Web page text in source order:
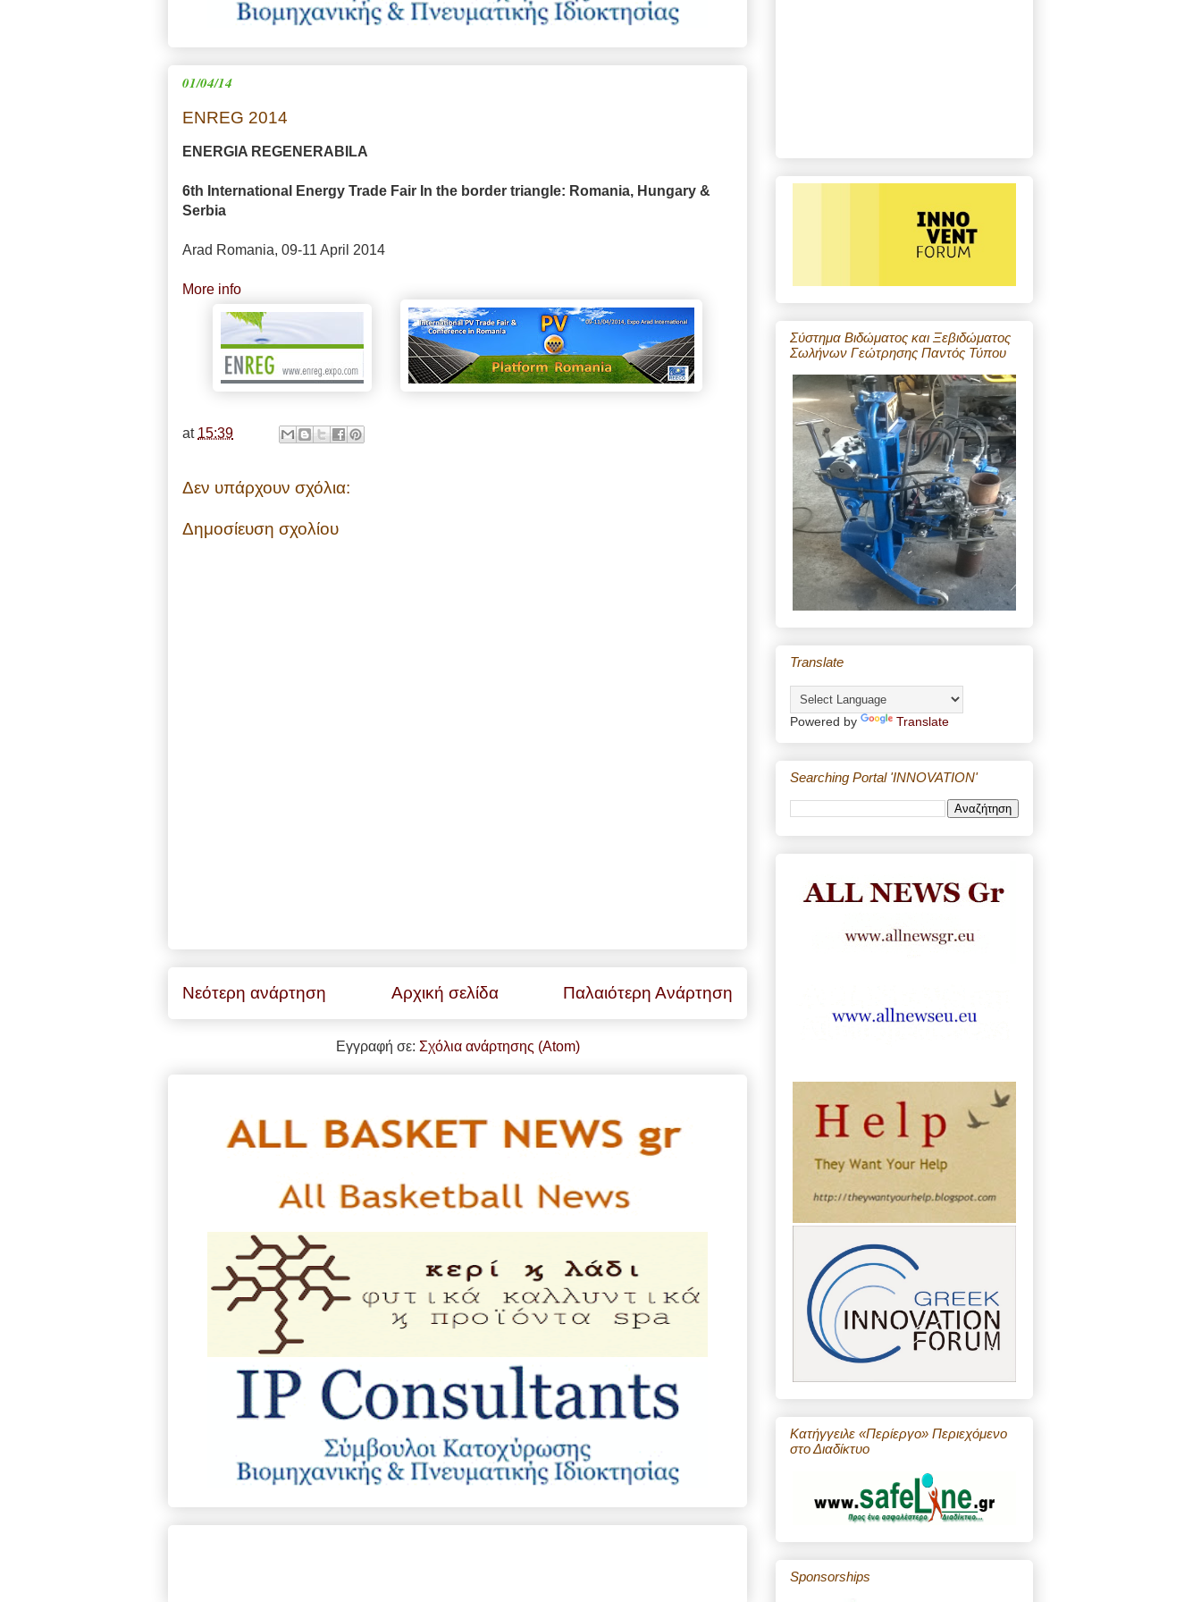
01/04/14
ENREG 2014
ENERGIA REGENERABILA
6th International Energy Trade Fair In the border triangle: Romania, Hungary &
Serbia
Arad Romania, 09-11 April 2014
More info
at 15:39
Δεν υπάρχουν σχόλια:
Δημοσίευση σχολίου
Νεότερη ανάρτηση Παλαιότερη Ανάρτηση
Αρχική σελίδα
Εγγραφή σε: Σχόλια ανάρτησης (Atom)
Σύστημα Βιδώματος και Ξεβιδώματος
Σωλήνων Γεώτρησης Παντός Τύπου
Translate
Powered by Translate
Searching Portal 'INNOVATION'
Κατήγγειλε «Περίεργο» Περιεχόμενο
στο Διαδίκτυο
Sponsorships